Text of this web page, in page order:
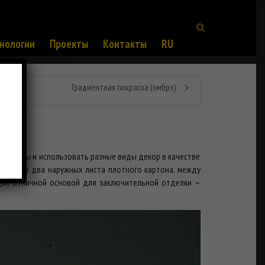
Проекты Контакты RU
Градиентная покраска (омбрэ)
формы и использовать разные виды декор в качестве
– это два наружных листа плотного картона, между
отличной основой для заключительной отделки –